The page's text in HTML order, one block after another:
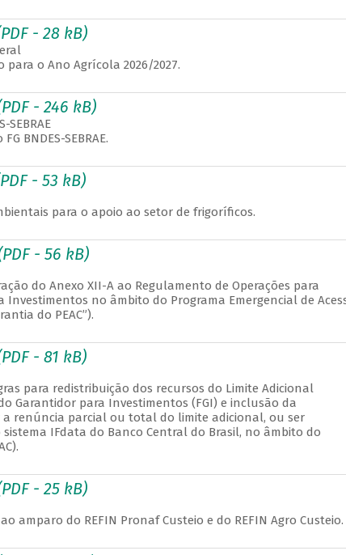
- 28 kB)
o Ano Agrícola 2026/2027.
- 246 kB)
SEBRAE
BNDES-SEBRAE.
- 53 kB)
para o apoio ao setor de frigoríficos.
- 56 kB)
do Anexo XII-A ao Regulamento de Operações para
no âmbito do Programa Emergencial de
do PEAC”).
- 81 kB)
para redistribuição dos recursos do Limite Adicional
Garantidor para Investimentos (FGI) e inclusão da
renúncia parcial ou total do limite adicional, ou ser
IFdata do Banco Central do Brasil, no âmbito do
- 25 kB)
amparo do REFIN Pronaf Custeio e do REFIN Agro Custeio.